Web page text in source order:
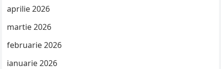
aprilie 2026
martie 2026
februarie 2026
ianuarie 2026